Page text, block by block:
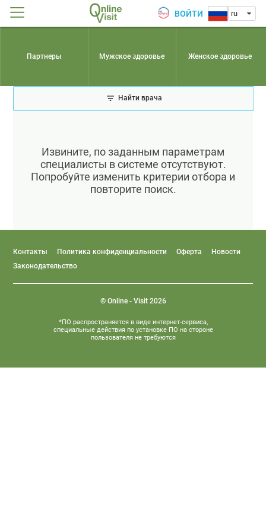
ВОЙТИ ru
Партнеры Мужское здоровье Женское здоровье
Найти врача
Извините, по заданным параметрам
специалисты в системе отсутствуют.
Попробуйте изменить критерии отбора и
повторите поиск.
Контакты Политика конфиденциальности Оферта
Новости
Законодательство
© Online - Visit 2026
*ПО распространяется в виде интернет-сервиса,
специальные действия по установке ПО на стороне
пользователя не требуются